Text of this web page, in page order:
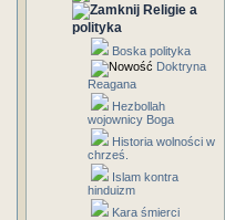
Religie a
polityka
Boska polityka
Doktryna
Reagana
Hezbollah
wojownicy Boga
Historia wolności w
chrześ.
Islam kontra
hinduizm
Kara śmierci